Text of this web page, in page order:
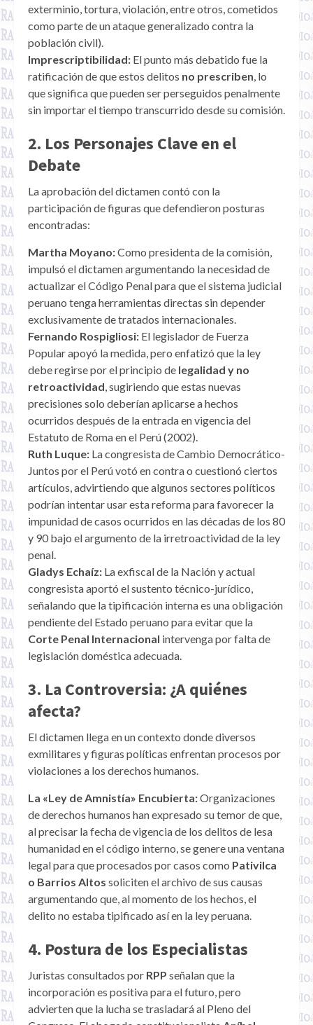
exterminio, tortura, violación, entre otros, cometidos
como parte de un ataque generalizado contra la
población civil).
Imprescriptibilidad: El punto más debatido fue la
ratificación de que estos delitos no prescriben, lo
que significa que pueden ser perseguidos penalmente
sin importar el tiempo transcurrido desde su comisión.
2. Los Personajes Clave en el
Debate
La aprobación del dictamen contó con la
participación de figuras que defendieron posturas
encontradas:
Martha Moyano:Como presidenta de la comisión,
impulsó el dictamen argumentando la necesidad de
actualizar el Código Penal para que el sistema judicial
peruano tenga herramientas directas sin depender
exclusivamente de tratados internacionales.
Fernando Rospigliosi: El legislador de Fuerza
Popular apoyó la medida, pero enfatizó que la ley
debe regirse por el principio de legalidad y no
retroactividad, sugiriendo que estas nuevas
precisiones solo deberían aplicarse a hechos
ocurridos después de la entrada en vigencia del
Estatuto de Roma en el Perú (2002).
Ruth Luque: La congresista de Cambio Democrático-
Juntos por el Perú votó en contra o cuestionó ciertos
artículos, advirtiendo que algunos sectores políticos
podrían intentar usar esta reforma para favorecer la
impunidad de casos ocurridos en las décadas de los 80
y 90 bajo el argumento de la irretroactividad de la ley
penal.
Gladys Echaíz: La exfiscal de la Nación y actual
congresista aportó el sustento técnico-jurídico,
señalando que la tipificación interna es una obligación
pendiente del Estado peruano para evitar que la
Corte Penal Internacional intervenga por falta de
legislación doméstica adecuada.
3. La Controversia: ¿A quiénes
afecta?
El dictamen llega en un contexto donde diversos
exmilitares y figuras políticas enfrentan procesos por
violaciones a los derechos humanos.
La «Ley de Amnistía» Encubierta:Organizaciones
de derechos humanos han expresado su temor de que,
al precisar la fecha de vigencia de los delitos de lesa
humanidad en el código interno, se genere una ventana
legal para que procesados por casos como Pativilca
o Barrios Altos soliciten el archivo de sus causas
argumentando que, al momento de los hechos, el
delito no estaba tipificado así en la ley peruana.
4. Postura de los Especialistas
Juristas consultados por RPP señalan que la
incorporación es positiva para el futuro, pero
advierten que la lucha se trasladará al Pleno del